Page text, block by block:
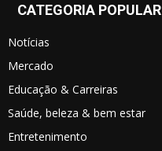
CATEGORIA POPULAR
Notícias
Mercado
Educação & Carreiras
Saúde, beleza & bem estar
Entretenimento